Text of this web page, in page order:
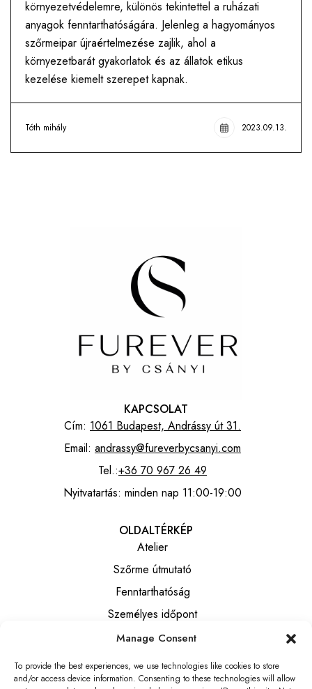
Manage Consent
To provide the best experiences, we use technologies like cookies to store
and/or access device information. Consenting to these technologies will allow
környezetvédelemre, különös tekintettel a ruházati
anyagok fenntarthatóságára. Jelenleg a hagyományos
szőrmeipar újraértelmezése zajlik, ahol a
környezetbarát gyakorlatok és az állatok etikus
kezelése kiemelt szerepet kapnak.
Tóth mihály 2023.09.13.
KAPCSOLAT
Cím: 1061 Budapest, Andrássy út 31.
Email: andrassy@fureverbycsanyi.com
Tel.:+36 70 967 26 49
Nyitvatartás: minden nap 11:00-19:00
OLDALTÉRKÉP
Atelier
Szőrme útmutató
Fenntarthatóság
Személyes időpont
Általános szerződési feltételek